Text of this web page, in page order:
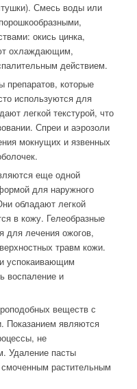
Смесь воды или
окись цинка,
охлаждающим,
действием.
которые
используются для
легкой текстурой, что
Спреи и аэрозоли
мокнущих и язвенных
еще одной
для наружного
обладают легкой
в кожу. Гелеобразные
для лечения ожогов,
травм кожи.
успокаивающим
воспаление и
веществ с
являются
не
Удаление пасты
растительным